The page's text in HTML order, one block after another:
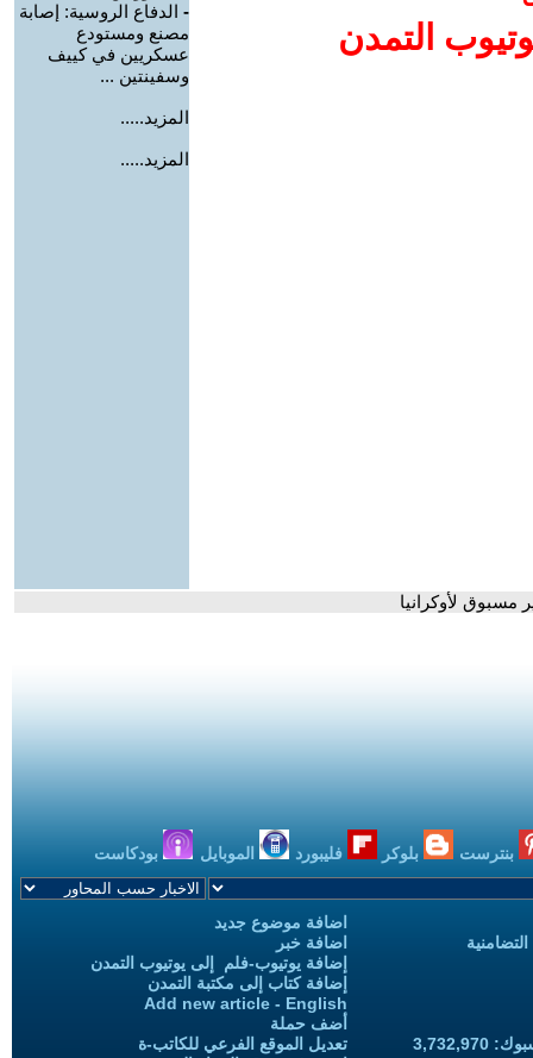
التمدن
- الدفاع الروسية: إصابة
مصنع ومستودع
عسكريين في كييف
وسفينتين ...
المزيد.....
المزيد.....
لأوكرانيا
بنترست بلوكر فليبورد الموبايل بودكاست
اضافة موضوع جديد
اضافة خبر
إضافة يوتيوب-فلم إلى يوتيوب التمدن
إضافة كتاب إلى مكتبة التمدن
Add new article - English
أضف حملة
تعديل الموقع الفرعي للكاتب-ة